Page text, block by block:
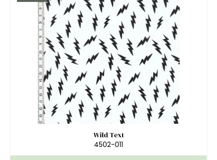
Wild Text
4502-011